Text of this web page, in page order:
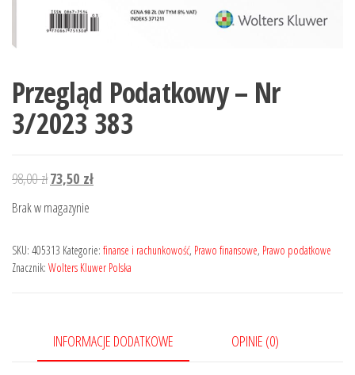
Przegląd Podatkowy – Nr
3/2023 383
98,00złPierwotna
wynosiła:
98,00 zł.
73,50 złAktualna
73,50 zł.
Brak w magazynie
SKU: 405313 Kategorie: finanse i rachunkowość, Prawo finansowe, Prawo podatkowe
Znacznik: Wolters Kluwer Polska
INFORMACJE DODATKOWE OPINIE (0)